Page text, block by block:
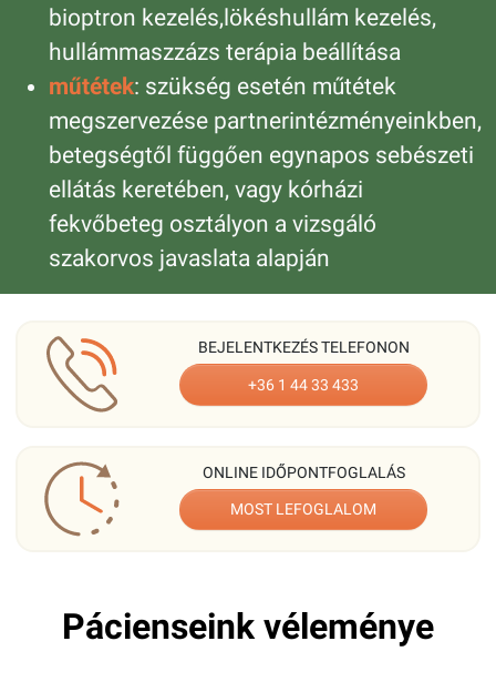
bioptron kezelés,lökéshullám kezelés,
hullámmaszzázs terápia beállítása
műtétek: szükség esetén műtétek
megszervezése partnerintézményeinkben,
betegségtől függően egynapos sebészeti
ellátás keretében, vagy kórházi
fekvőbeteg osztályon a vizsgáló
szakorvos javaslata alapján
BEJELENTKEZÉS TELEFONON
+36 1 44 33 433
ONLINE IDŐPONTFOGLALÁS
MOST LEFOGLALOM
Pácienseink véleménye